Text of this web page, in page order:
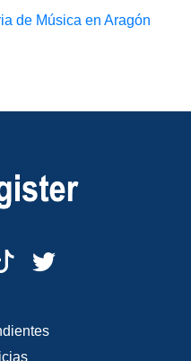
de Música en Aragón